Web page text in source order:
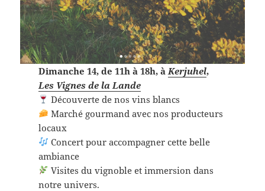
Dimanche 14, de 11h à 18h, à Kerjuhel,
Les Vignes de la Lande
Découverte de nos vins blancs
Marché gourmand avec nos producteurs
locaux
Concert pour accompagner cette belle
ambiance
Visites du vignoble et immersion dans
notre univers.